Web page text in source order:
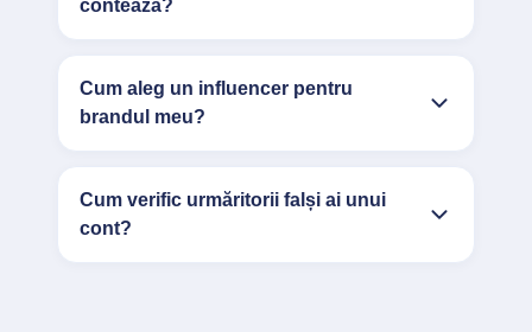
contează?
Cum aleg un influencer pentru
brandul meu?
Cum verific urmăritorii falși ai unui
cont?